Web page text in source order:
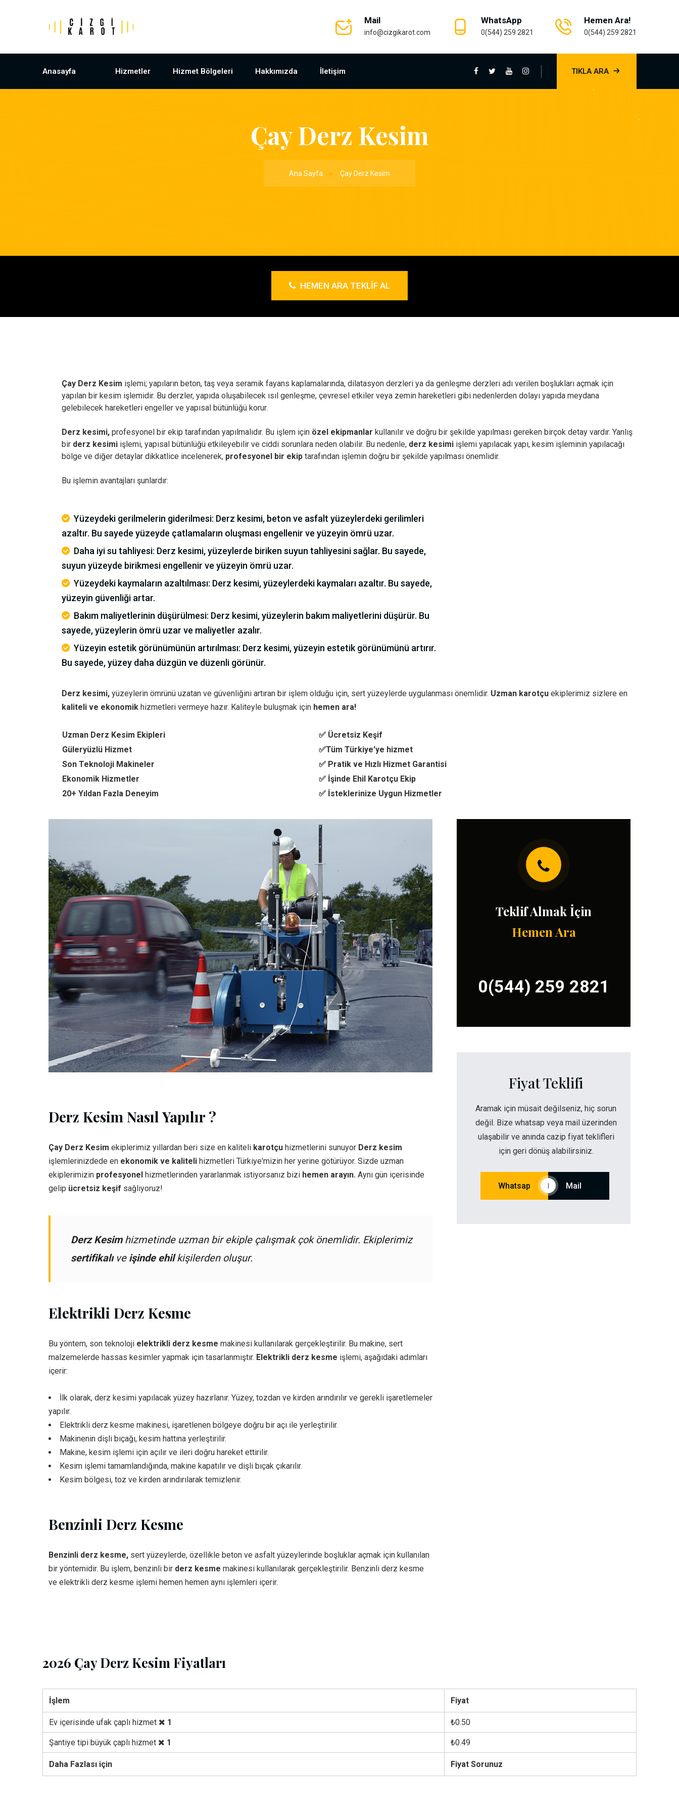
Mail
info@cizgikarot.com
WhatsApp
0(544) 259 2821
Hemen Ara!
0(544) 259 2821
Anasayfa Hizmetler Hizmet Bölgeleri Hakkımızda İletişim TIKLA ARA
Çay Derz Kesim
Ana Sayfa Çay Derz Kesim
HEMEN ARA TEKLIF AL
Çay Derz Kesim işlemi; yapıların beton, taş veya seramik fayans kaplamalarında, dilatasyon derzleri ya da genleşme derzleri adı verilen boşlukları açmak için
yapılan bir kesim işlemidir. Bu derzler, yapıda oluşabilecek ısıl genleşme, çevresel etkiler veya zemin hareketleri gibi nedenlerden dolayı yapıda meydana
gelebilecek hareketleri engeller ve yapısal bütünlüğü korur.
Derz kesimi, profesyonel bir ekip tarafından yapılmalıdır. Bu işlem için özel ekipmanlar kullanılır ve doğru bir şekilde yapılması gereken birçok detay vardır. Yanlış
bir derz kesimi işlemi, yapısal bütünlüğü etkileyebilir ve ciddi sorunlara neden olabilir. Bu nedenle, derz kesimi işlemi yapılacak yapı, kesim işleminin yapılacağı
bölge ve diğer detaylar dikkatlice incelenerek, profesyonel bir ekip tarafından işlemin doğru bir şekilde yapılması önemlidir.
Bu işlemin avantajları şunlardır:
Yüzeydeki gerilmelerin giderilmesi: Derz kesimi, beton ve asfalt yüzeylerdeki gerilimleri
azaltır. Bu sayede yüzeyde çatlamaların oluşması engellenir ve yüzeyin ömrü uzar.
Daha iyi su tahliyesi: Derz kesimi, yüzeylerde biriken suyun tahliyesini sağlar. Bu sayede,
suyun yüzeyde birikmesi engellenir ve yüzeyin ömrü uzar.
Yüzeydeki kaymaların azaltılması: Derz kesimi, yüzeylerdeki kaymaları azaltır. Bu sayede,
yüzeyin güvenliği artar.
Bakım maliyetlerinin düşürülmesi: Derz kesimi, yüzeylerin bakım maliyetlerini düşürür. Bu
sayede, yüzeylerin ömrü uzar ve maliyetler azalır.
Yüzeyin estetik görünümünün artırılması: Derz kesimi, yüzeyin estetik görünümünü artırır.
Bu sayede, yüzey daha düzgün ve düzenli görünür.
Derz kesimi, yüzeylerin ömrünü uzatan ve güvenliğini artıran bir işlem olduğu için, sert yüzeylerde uygulanması önemlidir. Uzman karotçu ekiplerimiz sizlere en
kaliteli ve ekonomik hizmetleri vermeye hazır. Kaliteyle buluşmak için hemen ara!
Uzman Derz Kesim Ekipleri
✅ Ücretsiz Keşif
Güleryüzlü Hizmet
✅Tüm Türkiye'ye hizmet
Son Teknoloji Makineler
✅ Pratik ve Hızlı Hizmet Garantisi
Ekonomik Hizmetler
✅ İşinde Ehil Karotçu Ekip
20+ Yıldan Fazla Deneyim
✅ İsteklerinize Uygun Hizmetler
Derz Kesim Nasıl Yapılır ?
Çay Derz Kesim ekiplerimiz yıllardan beri size en kaliteli karotçu hizmetlerini sunuyor Derz kesim
işlemlerinizdede en ekonomik ve kaliteli hizmetleri Türkiye'mizin her yerine götürüyor. Sizde uzman
ekiplerimizin profesyonel hizmetlerinden yararlanmak istiyorsanız bizi hemen arayın. Aynı gün içerisinde
gelip ücretsiz keşif sağlıyoruz!
Derz Kesimhizmetinde uzman bir ekiple çalışmak çok önemlidir. Ekiplerimiz
sertifikalıve işinde ehilkişilerden oluşur.
Elektrikli Derz Kesme
Bu yöntem, son teknoloji elektrikli derz kesme makinesi kullanılarak gerçekleştirilir. Bu makine, sert
malzemelerde hassas kesimler yapmak için tasarlanmıştır. Elektrikli derz kesme işlemi, aşağıdaki adımları
içerir:
İlk olarak, derz kesimi yapılacak yüzey hazırlanır. Yüzey, tozdan ve kirden arındırılır ve gerekli işaretlemeler
yapılır.
Elektrikli derz kesme makinesi, işaretlenen bölgeye doğru bir açı ile yerleştirilir.
Makinenin dişli bıçağı, kesim hattına yerleştirilir.
Makine, kesim işlemi için açılır ve ileri doğru hareket ettirilir.
Kesim işlemi tamamlandığında, makine kapatılır ve dişli bıçak çıkarılır.
Kesim bölgesi, toz ve kirden arındırılarak temizlenir.
Benzinli Derz Kesme
Benzinli derz kesme, sert yüzeylerde, özellikle beton ve asfalt yüzeylerinde boşluklar açmak için kullanılan
bir yöntemidir. Bu işlem, benzinli bir derz kesme makinesi kullanılarak gerçekleştirilir. Benzinli derz kesme
ve elektrikli derz kesme işlemi hemen hemen aynı işlemleri içerir.
Teklif Almak İçin
Hemen Ara
0(544) 259 2821
Fiyat Teklifi
Aramak için müsait değilseniz, hiç sorun
değil. Bize whatsap veya mail üzerinden
ulaşabilir ve anında cazip fiyat teklifleri
için geri dönüş alabilirsiniz.
Whatsap Mail
2026 Çay Derz Kesim Fiyatları
İşlem Fiyat
Ev içerisinde ufak çaplı hizmet 1 ₺0.50
Şantiye tipi büyük çaplı hizmet 1 ₺0.49
Daha Fazlası için Fiyat Sorunuz